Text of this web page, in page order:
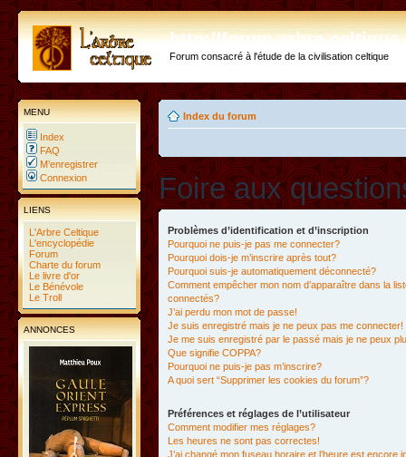
http://forum.arbre-
Forum consacré à l'étude de la civilisation celtique
MENU
Index
FAQ
M’enregistrer
Connexion
LIENS
L'Arbre Celtique
L'encyclopédie
Forum
Charte du forum
Le livre d'or
Le Bénévole
Le Troll
ANNONCES
Index du forum
Foire aux
Problèmes d’identification et d’inscription
Pourquoi ne puis-je pas me connecter?
Pourquoi dois-je m’inscrire après tout?
Pourquoi suis-je automatiquement déconnecté?
Comment empêcher mon nom d’apparaître dans la
connectés?
J’ai perdu mon mot de passe!
Je suis enregistré mais je ne peux pas me connecter!
Je me suis enregistré par le passé mais je ne peux
Que signifie COPPA?
Pourquoi ne puis-je pas m’inscrire?
A quoi sert “Supprimer les cookies du forum”?
Préférences et réglages de l’utilisateur
Comment modifier mes réglages?
Les heures ne sont pas correctes!
J’ai changé mon fuseau horaire et l’heure est encore